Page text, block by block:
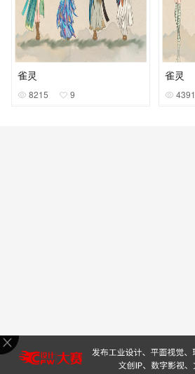
雀灵
8215 9
雀灵
4391